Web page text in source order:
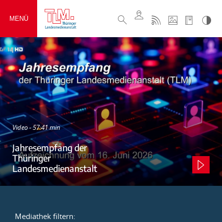
MENÜ
Video - 57:41 min
Jahresempfang der
Thüringer
Landesmedienanstalt
Mediathek filtern: